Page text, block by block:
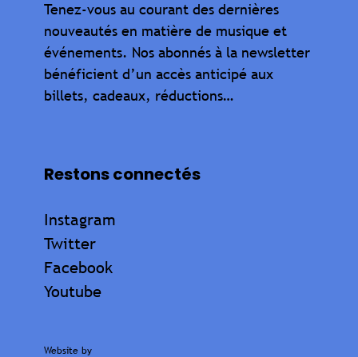
Tenez-vous au courant des dernières
nouveautés en matière de musique et
événements. Nos abonnés à la newsletter
bénéficient d’un accès anticipé aux
billets, cadeaux, réductions…
Restons connectés
Instagram
Twitter
Facebook
Youtube
Website by